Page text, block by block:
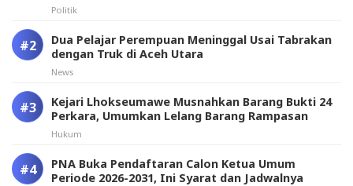
Politik
Dua Pelajar Perempuan Meninggal Usai Tabrakan
dengan Truk di Aceh Utara
News
Kejari Lhokseumawe Musnahkan Barang Bukti 24
Perkara, Umumkan Lelang Barang Rampasan
Hukum
PNA Buka Pendaftaran Calon Ketua Umum
Periode 2026-2031, Ini Syarat dan Jadwalnya